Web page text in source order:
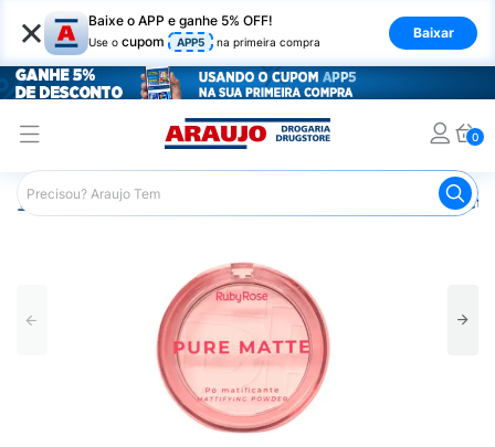
× Baixe o APP e ganhe 5% OFF!
Use o cupom APP5 na primeira compra
Baixar
0
Araujo Maquiagem Pó